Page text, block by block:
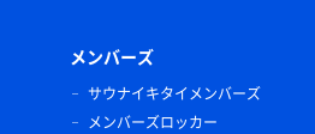
メンバーズ
サウナイキタイメンバーズ
メンバーズロッカー